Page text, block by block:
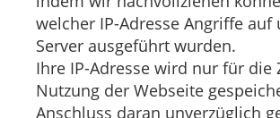
welcher IP-Adresse Angriffe auf
Server ausgeführt wurden.
Ihre IP-Adresse wird nur für die
Nutzung der Webseite
Anschluss daran unverzüglich